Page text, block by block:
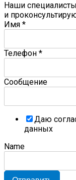
Наши
и
Имя *
Телефон *
Сообщение
Даю
данных
Name